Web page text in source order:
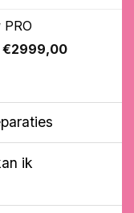
€2999,00.
Oorspronkelijke
€2999,00Huidige
ik